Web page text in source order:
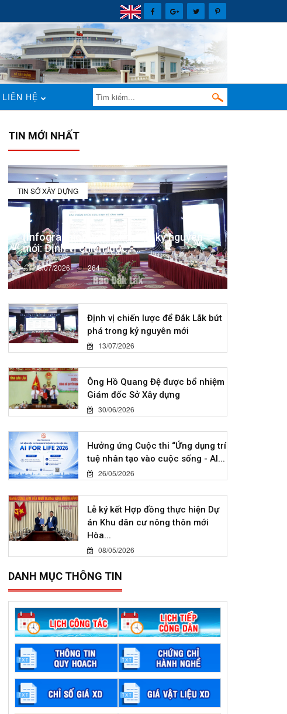
LIÊN HỆ
TIN MỚI NHẤT
TIN SỞ XÂY DỰNG
(Infographic) Đắk Lắk trong kỷ nguyên
mới: Định vị chiến lược -...
13/07/2026 264
Định vị chiến lược để Đắk Lắk bứt
phá trong kỷ nguyên mới
13/07/2026
Ông Hồ Quang Đệ được bổ nhiệm
Giám đốc Sở Xây dựng
30/06/2026
Hưởng ứng Cuộc thi “Ứng dụng trí
tuệ nhân tạo vào cuộc sống - AI...
26/05/2026
Lễ ký kết Hợp đồng thực hiện Dự
án Khu dân cư nông thôn mới
Hòa...
08/05/2026
DANH MỤC THÔNG TIN